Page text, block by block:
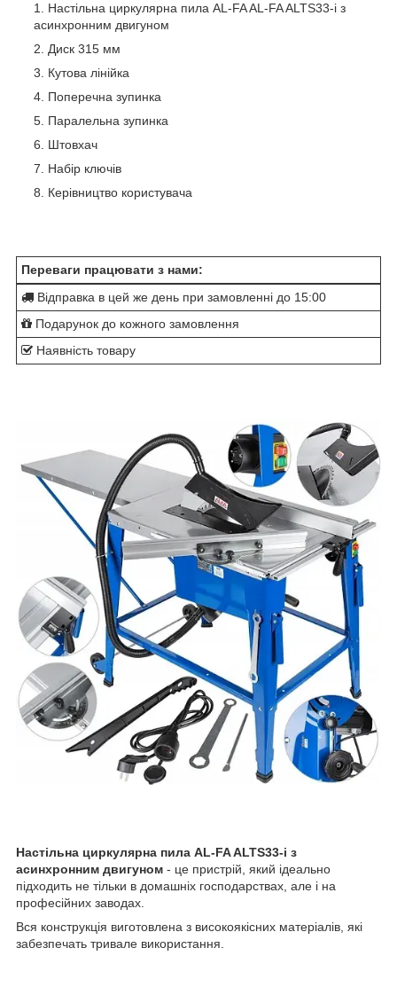
Настільна циркулярна пила AL-FA AL-FA ALTS33-i з
асинхронним двигуном
Диск 315 мм
Кутова лінійка
Поперечна зупинка
Паралельна зупинка
Штовхач
Набір ключів
Керівництво користувача
Переваги працювати з нами:
Відправка в цей же день при замовленні до 15:00
Подарунок до кожного замовлення
Наявність товару
Настільна циркулярна пила AL-FA ALTS33-i з
асинхронним двигуном - це пристрій, який ідеально
підходить не тільки в домашніх господарствах, але і на
професійних заводах.
Вся конструкція виготовлена з високоякісних матеріалів, які
забезпечать тривале використання.